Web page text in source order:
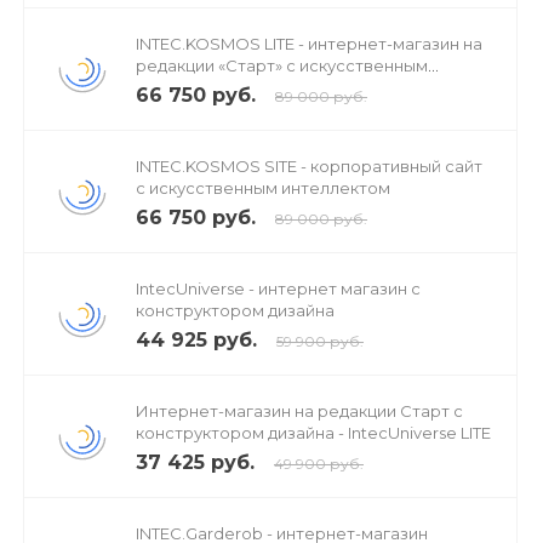
навигация
INTEC.KOSMOS LITE - интернет-магазин на
редакции «Старт» с искусственным
интеллектом
66 750 руб. 89 000 руб.
INTEC.KOSMOS SITE - корпоративный сайт
с искусственным интеллектом
66 750 руб. 89 000 руб.
IntecUniverse - интернет магазин с
конструктором дизайна
44 925 руб. 59 900 руб.
Интернет-магазин на редакции Старт с
конструктором дизайна - IntecUniverse LITE
37 425 руб. 49 900 руб.
INTEC.Garderob - интернет-магазин